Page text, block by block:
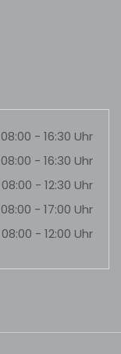
08:00 - 16:30 Uhr
08:00 - 16:30 Uhr
08:00 - 12:30 Uhr
08:00 - 17:00 Uhr
08:00 - 12:00 Uhr